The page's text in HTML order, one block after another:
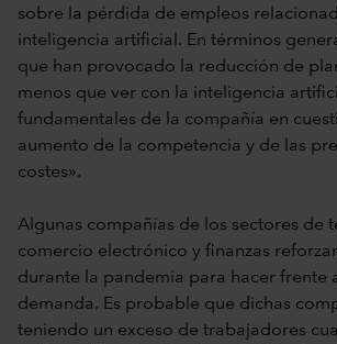
sobre la pérdida de empleos
inteligencia artificial. En términos
que han provocado la reducción de
menos que ver con la inteligencia
fundamentales de la compañía en
aumento de la competencia y de las
costes».
Algunas compañías de los sectores de
comercio electrónico y finanzas
durante la pandemia para hacer frente
demanda. Es probable que dichas
teniendo un exceso de trabajadores